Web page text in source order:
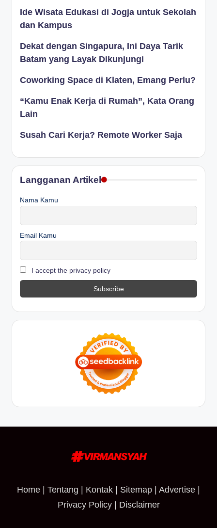
Ide Wisata Edukasi di Jogja untuk Sekolah
dan Kampus
Dekat dengan Singapura, Ini Daya Tarik
Batam yang Layak Dikunjungi
Coworking Space di Klaten, Emang Perlu?
“Kamu Enak Kerja di Rumah”, Kata Orang
Lain
Susah Cari Kerja? Remote Worker Saja
Langganan Artikel
Nama Kamu
Email Kamu
I accept the privacy policy
Home Tentang Kontak Sitemap Advertise
Privacy Policy| Disclaimer